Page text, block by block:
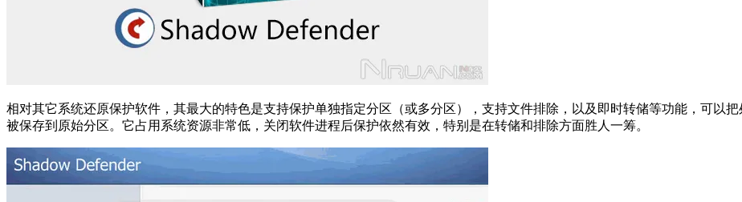
相对其它系统还原保护软件，其最大的特色是支持保护单独指定分区（或多分区），支持文件排除，以及即时转储等功能，可以
被保存到原始分区。它占用系统资源非常低，关闭软件进程后保护依然有效，特别是在转储和排除方面胜人一筹。